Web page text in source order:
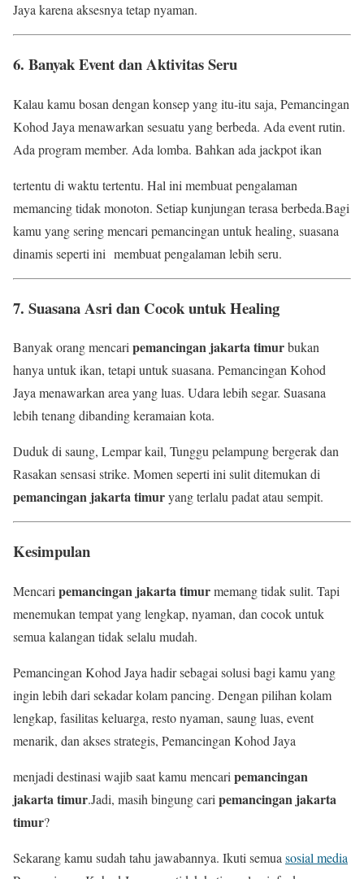
Jaya karena aksesnya tetap nyaman.
6. Banyak Event dan Aktivitas Seru
Kalau kamu bosan dengan konsep yang itu-itu saja, Pemancingan
Kohod Jaya menawarkan sesuatu yang berbeda. Ada event rutin.
Ada program member. Ada lomba. Bahkan ada jackpot ikan
tertentu di waktu tertentu. Hal ini membuat pengalaman
memancing tidak monoton. Setiap kunjungan terasa berbeda.Bagi
kamu yang sering mencari pemancingan untuk healing, suasana
dinamis seperti ini membuat pengalaman lebih seru.
7. Suasana Asri dan Cocok untuk Healing
Banyak orang mencaripemancingan jakarta timurbukan
hanya untuk ikan, tetapi untuk suasana. Pemancingan Kohod
Jaya menawarkan area yang luas. Udara lebih segar. Suasana
lebih tenang dibanding keramaian kota.
Duduk di saung, Lempar kail, Tunggu pelampung bergerak dan
Rasakan sensasi strike. Momen seperti ini sulit ditemukan di
pemancingan jakarta timuryang terlalu padat atau sempit.
Kesimpulan
Mencari pemancingan jakarta timurmemang tidak sulit. Tapi
menemukan tempat yang lengkap, nyaman, dan cocok untuk
semua kalangan tidak selalu mudah.
Pemancingan Kohod Jaya hadir sebagai solusi bagi kamu yang
ingin lebih dari sekadar kolam pancing. Dengan pilihan kolam
lengkap, fasilitas keluarga, resto nyaman, saung luas, event
menarik, dan akses strategis, Pemancingan Kohod Jaya
menjadi destinasi wajib saat kamu mencari pemancingan
jakarta timur.Jadi, masih bingung cari pemancingan jakarta
timur?
Sekarang kamu sudah tahu jawabannya. Ikuti semua sosial media